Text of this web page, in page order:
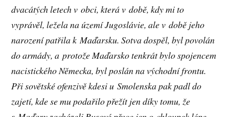
dvacátých letech v obci, která v době, kdy mi to
vyprávěl, ležela na území Jugoslávie, ale v době jeho
narození patřila k Maďarsku. Sotva dospěl, byl povolán
do armády, a protože Maďarsko tenkrát bylo spojencem
nacistického Německa, byl poslán na východní frontu.
Při sovětské ofenzivě kdesi u Smolenska pak padl do
zajetí, kde se mu podařilo přežít jen díky tomu, že